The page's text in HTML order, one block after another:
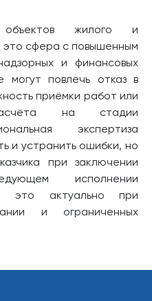
объектов жилого и
это сфера с повышенным
и финансовых
повлечь отказ в
приёмки работ или
на стадии
экспертиза
и устранить ошибки, но
при заключении
исполнении
это актуально при
и ограниченных